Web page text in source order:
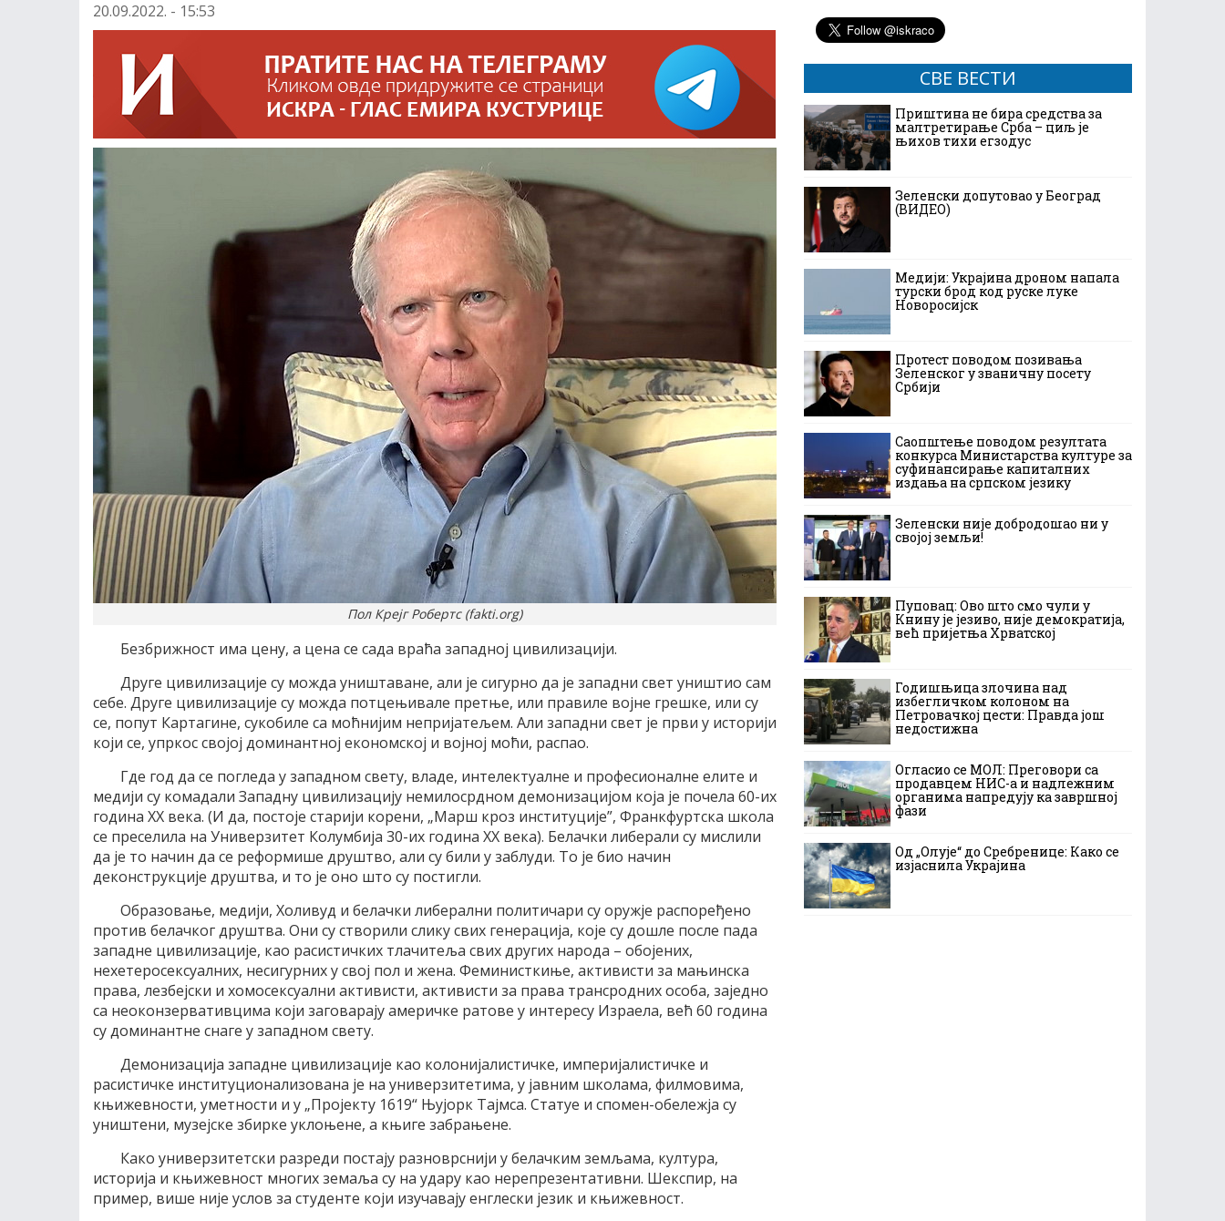
20.09.2022. - 15:53
Пол Крејг Робертс (fakti.org)
Безбрижност има цену, а цена се сада враћа западној цивилизацији.
Друге цивилизације су можда уништаване, али је сигурно да је западни свет уништио сам
себе. Друге цивилизације су можда потцењивале претње, или правиле војне грешке, или су
се, попут Картагине, сукобиле са моћнијим непријатељем. Али западни свет је први у историји
који се, упркос својој доминантној економској и војној моћи, распао.
Где год да се погледа у западном свету, владе, интелектуалне и професионалне елите и
медији су комадали Западну цивилизацију немилосрдном демонизацијом која је почела 60-их
година ХХ века. (И да, постоје старији корени, „Марш кроз институције”, Франкфуртска школа
се преселила на Универзитет Колумбија 30-их година ХХ века). Белачки либерали су мислили
да је то начин да се реформише друштво, али су били у заблуди. То је био начин
деконструкције друштва, и то је оно што су постигли.
Образовање, медији, Холивуд и белачки либерални политичари су оружје распоређено
против белачког друштва. Они су створили слику свих генерација, које су дошле после пада
западне цивилизације, као расистичких тлачитеља свих других народа – обојених,
нехетеросексуалних, несигурних у свој пол и жена. Феминисткиње, активисти за мањинска
права, лезбејски и хомосексуални активисти, активисти за права трансродних особа, заједно
са неоконзервативцима који заговарају америчке ратове у интересу Израела, већ 60 година
су доминантне снаге у западном свету.
Демонизација западне цивилизације као колонијалистичке, империјалистичке и
расистичке институционализована је на универзитетима, у јавним школама, филмовима,
књижевности, уметности и у „Пројекту 1619“ Њујорк Тајмса. Статуе и спомен-обележја су
уништени, музејске збирке уклоњене, а књиге забрањене.
Како универзитетски разреди постају разноврснији у белачким земљама, култура,
историја и књижевност многих земаља су на удару као нерепрезентативни. Шекспир, на
пример, више није услов за студенте који изучавају енглески језик и књижевност.
СВЕ ВЕСТИ
Приштина не бира средства за
малтретирање Срба – циљ је
њихов тихи егзодус
Зеленски допутовао у Београд
(ВИДЕО)
Медији: Украјина дроном напала
турски брод код руске луке
Новоросијск
Протест поводом позивања
Зеленског у званичну посету
Србији
Саопштење поводом резултата
конкурса Министарства културе за
суфинансирање капиталних
издања на српском језику
Зеленски није добродошао ни у
својој земљи!
Пуповац: Ово што смо чули у
Книну је језиво, није демократија,
већ пријетња Хрватској
Годишњица злочина над
избегличком колоном на
Петровачкој цести: Правда још
недостижна
Огласио се МОЛ: Преговори са
продавцем НИС-а и надлежним
органима напредују ка завршној
фази
Од „Олује“ до Сребренице: Како се
изјаснила Украјина